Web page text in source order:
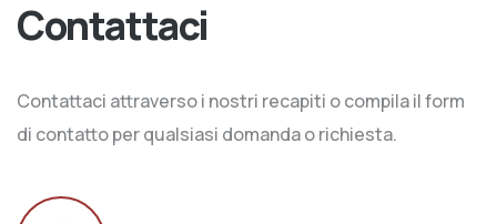
Contattaci
Contattaci attraverso i nostri recapiti o compila il form
di contatto per qualsiasi domanda o richiesta.